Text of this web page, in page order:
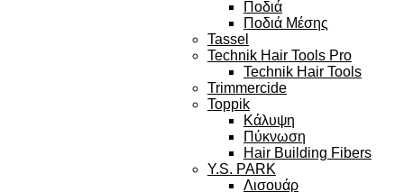
Ποδιά
Ποδιά Μέσης
Tassel
Technik Hair Tools Pro
Technik Hair Tools
Trimmercide
Toppik
Κάλυψη
Πύκνωση
Hair Building Fibers
Y.S. PARK
Λισουάρ